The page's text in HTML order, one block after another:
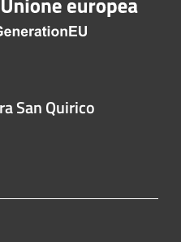
San Quirico